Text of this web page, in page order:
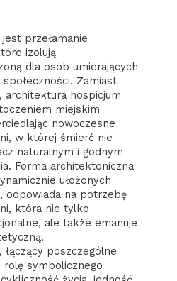
przełamanie
izolują
dla osób umierających
Zamiast
architektura hospicjum
miejskim
nowoczesne
w której śmierć nie
naturalnym i godnym
Forma architektoniczna
ułożonych
odpowiada na potrzebę
która nie tylko
ale także emanuje
poszczególne
rolę symbolicznego